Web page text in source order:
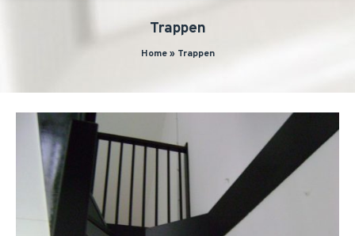
Trappen
Home» Trappen